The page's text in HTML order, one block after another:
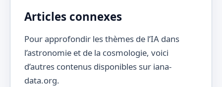
Articles connexes
Pour approfondir les thèmes de l’IA dans
l’astronomie et de la cosmologie, voici
d’autres contenus disponibles sur iana-
data.org.